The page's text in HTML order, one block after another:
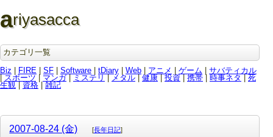
ariyasacca
カテゴリ一覧
Biz
FIRE SF Software tDiary Web アニメ ゲーム
サバティカル
スポーツ | マンガ| ミステリ メタル 健康 投資 携帯 | 時事ネタ
死
生観
資格| 雑記
2007-08-24 (金) [長年日記]